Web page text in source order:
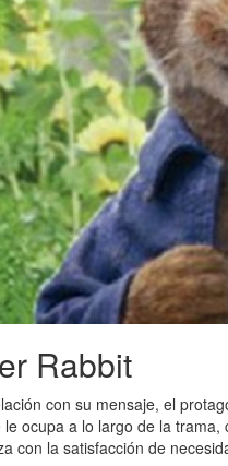
Rabbit
con su mensaje, el
ocupa a lo largo de la
con la satisfacción de